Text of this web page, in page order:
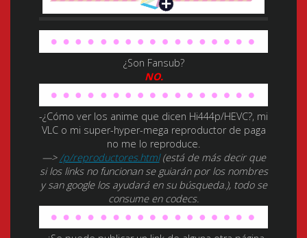
¿Son Fansub?
NO.
-¿Cómo ver los anime que dicen Hi444p/HEVC?, mi
VLC o mi super-hyper-mega reproductor de paga
no me lo reproduce.
—>/p/reproductores.html(está de más decir que
si los links no funcionan se guiarán por los nombres
y san google los ayudará en su búsqueda.), todo se
consume en codecs.